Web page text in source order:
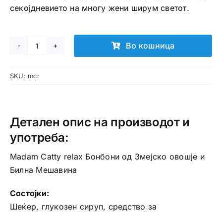
секојдневието на многу жени ширум светот.
Madam
relax
Во кошница
SKU: mcr
Детален опис на производот и
употреба:
Madam Catty relax Бонбони од Змејско овошје и
Билна Мешавина
Состојки:
Шеќер, глукозен сируп, средство за